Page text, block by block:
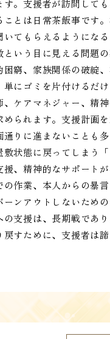
す。支援者が訪問して
とは日常茶飯事です
てもらえるようにな
いう目に見える問題
窮、家族関係の破綻
にゴミを片付けるだ
ケアマネジャー、精
められます。支援計画
りに進まないことも
敷状態に戻ってしまう
、精神的なサポート
作業、本人からの暴
ーンアウトしないため
の支援は、長期戦であ
すために、支援者は